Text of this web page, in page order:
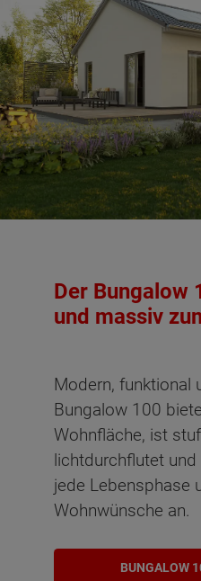
Der Bungalow
und massiv
Modern, funktional
Bungalow 100
Wohnfläche, ist
lichtdurchflutet
jede Lebensphase
Wohnwünsche an.
BUNGALOW